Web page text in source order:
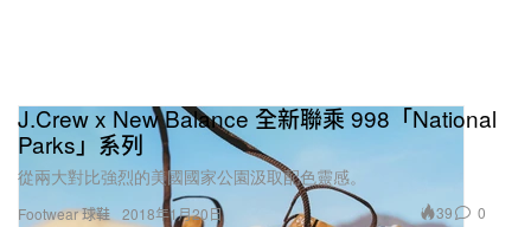
Footwear 球鞋
J.Crew x New Balance 全新聯乘 998「National
Parks」系列
從兩大對比強烈的美國國家公園汲取配色靈感。
2018年1月20日 39 0